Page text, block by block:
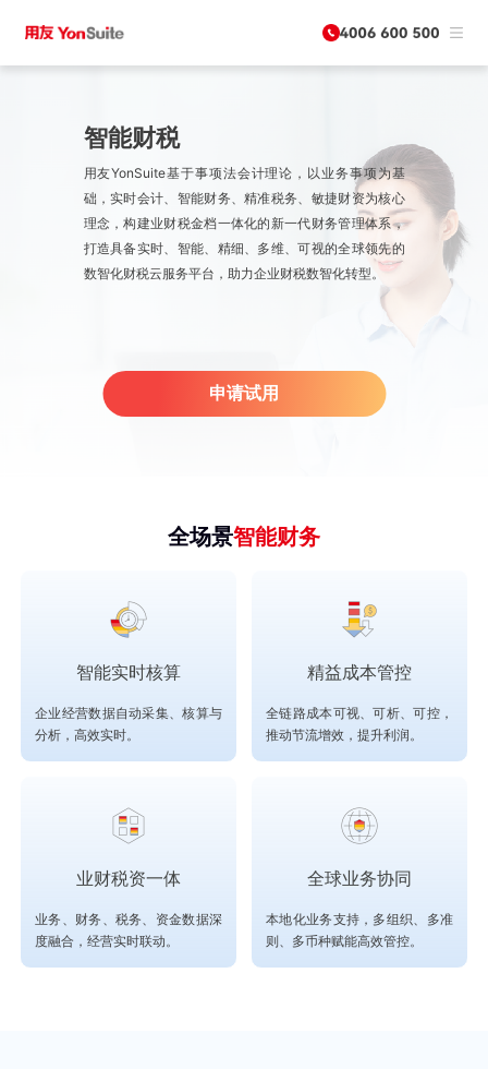
智能财税
用友YonSuite基于事项法会计理论，以业务事项为基
础，实时会计、智能财务、精准税务、敏捷财资为核心
理念，构建业财税金档一体化的新一代财务管理体系，
打造具备实时、智能、精细、多维、可视的全球领先的
数智化财税云服务平台，助力企业财税数智化转型。
申请试用
全场景智能财务
智能实时核算
企业经营数据自动采集、核算与
分析，高效实时。
精益成本管控
全链路成本可视、可析、可控，
推动节流增效，提升利润。
业财税资一体
业务、财务、税务、资金数据深
度融合，经营实时联动。
全球业务协同
本地化业务支持，多组织、多准
则、多币种赋能高效管控。